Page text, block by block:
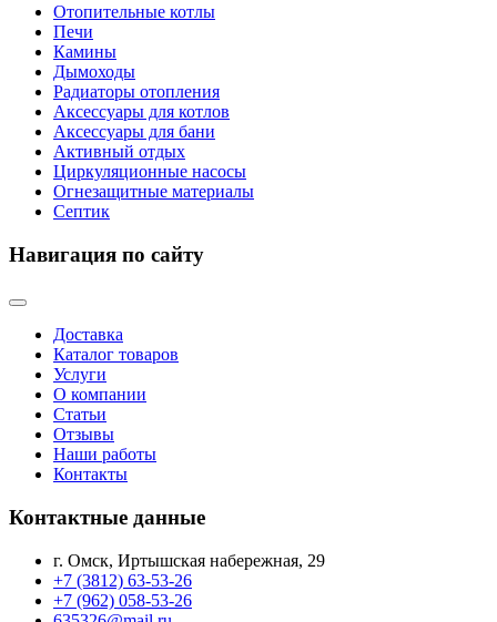
Отопительные котлы
Печи
Камины
Дымоходы
Радиаторы отопления
Аксессуары для котлов
Аксессуары для бани
Активный отдых
Циркуляционные насосы
Огнезащитные материалы
Септик
Навигация по сайту
Доставка
Каталог товаров
Услуги
О компании
Статьи
Отзывы
Наши работы
Контакты
Контактные данные
г. Омск, Иртышская набережная, 29
+7 (3812) 63-53-26
+7 (962) 058-53-26